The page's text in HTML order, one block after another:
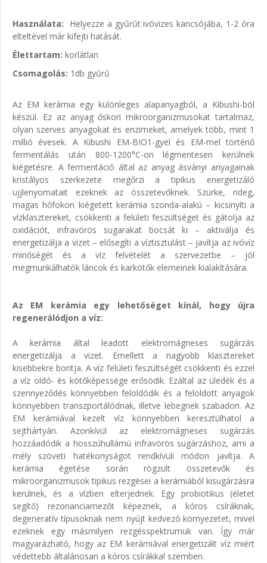
Használata:
Helyezze a gyűrűt ivóvizes kancsójába, 1-2 óra
elteltével már kifejti hatását.
Élettartam: korlátlan
Csomagolás: 1db gyűrű
Az EM kerámia egy különleges alapanyagból, a Kibushi-ból
készül. Ez az anyag őskori mikroorganizmusokat tartalmaz,
olyan szerves anyagokat és enzimeket, amelyek több, mint 1
millió évesek. A Kibushi EM-BIO1-gyel és EM-mel történő
fermentálás után 800-1200°C-on légmentesen kerülnek
kiégetésre. A fermentáció által az anyag ásványi anyagainak
kristályos szerkezete megőrzi a tipikus energetizáló
ujjlenyomatait ezeknek az összetevőknek. Szürke, rideg,
magas hőfokon kiégetett kerámia szonda-alakú – kicsinyíti a
vízklasztereket, csökkenti a felületi feszültséget és gátolja az
oxidációt, infravörös sugarakat bocsát ki – aktiválja és
energetizálja a vizet – elősegíti a víztisztulást – javítja az ivóvíz
minőségét és a víz felvételét a szervezetbe – jól
megmunkálhatók láncok és karkötők elemeinek kialakítására.
Az EM kerámia egy lehetőséget kínál, hogy újra
regenerálódjon a víz:
A kerámia által leadott elektromágneses sugárzás
energetizálja a vizet. Emellett a nagyobb klasztereket
kisebbekre bontja. A víz felületi feszültségét csökkenti és ezzel
a víz oldó- és kötőképessége erősödik. Ezáltal az üledék és a
szennyeződés könnyebben feloldódik és a feloldott anyagok
könnyebben transzportálódnak, illetve lebegnek szabadon. Az
EM kerámiával kezelt víz könnyebben keresztülhatol a
sejthártyán. Azonkívül az elektromágneses sugárzás
hozzáadódik a hosszúhullámú infravörös sugárzáshoz, ami a
mély szöveti hatékonyságot rendkívüli módon javítja. A
kerámia égetése során rögzült összetevők és
mikroorganizmusok tipikus rezgései a kerámiából kisugárzásra
kerülnek, és a vízben elterjednek. Egy probiotikus (életet
segítő) rezonanciamezőt képeznek, a kóros csíráknak,
degeneratív típusoknak nem nyújt kedvező környezetet, mivel
ezeknek egy másmilyen rezgésspektrumuk van. Így már
magyarázható, hogy az EM kerámiával energetizált víz miért
védettebb általánosan a kóros csírákkal szemben.